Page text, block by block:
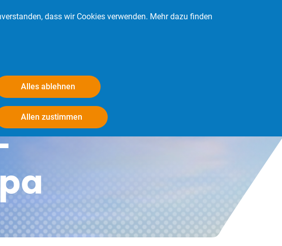
dass wir Cookies verwenden. Mehr dazu finden
Alles ablehnen
Allen zustimmen
Kontakt Login